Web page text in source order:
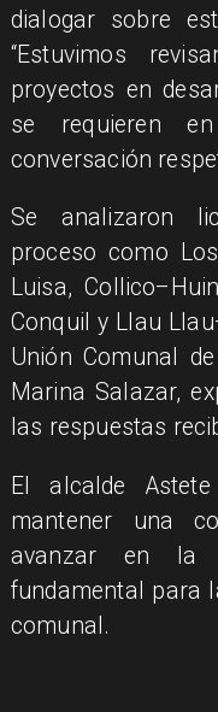
dialogar sobre
“Estuvimos
proyectos en
se requieren
conversación
Se analizaron
proceso como
Luisa,
Conquil y Llau
Unión Comunal
Marina Salazar,
las respuestas
El alcalde
mantener una
avanzar en la
fundamental para
comunal.